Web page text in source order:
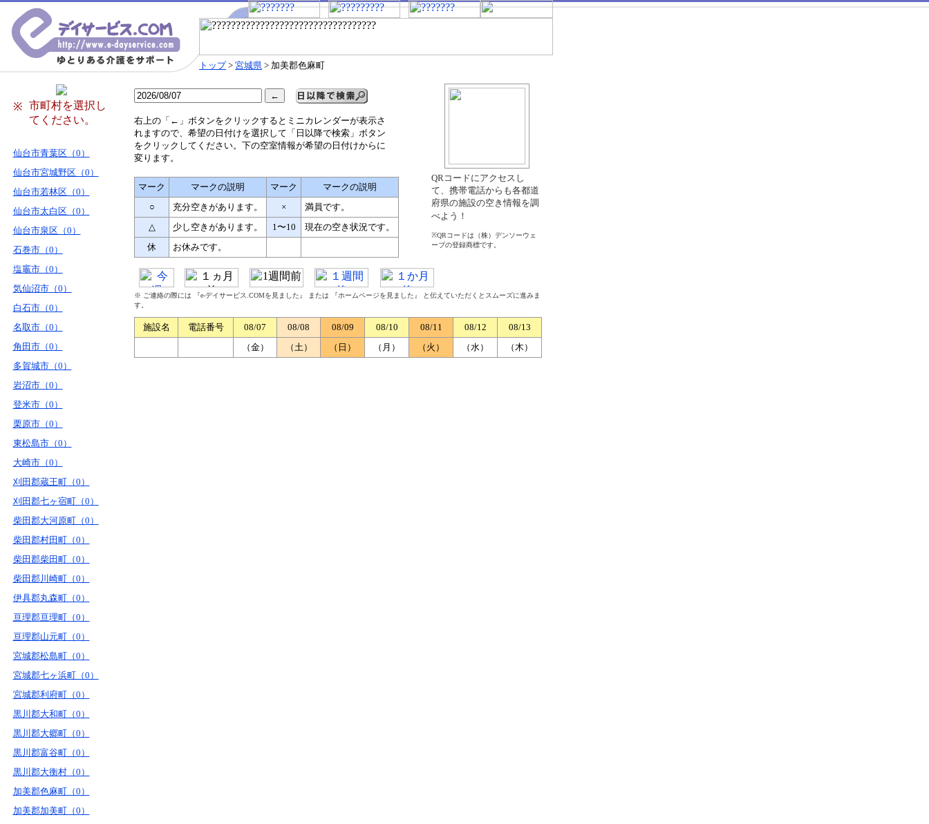
トップ> 宮城県 > 加美郡色麻町
※
市町村を選択し
てください。
仙台市青葉区（0）
仙台市宮城野区（0）
仙台市若林区（0）
仙台市太白区（0）
仙台市泉区（0）
石巻市（0）
塩竈市（0）
気仙沼市（0）
白石市（0）
名取市（0）
角田市（0）
多賀城市（0）
岩沼市（0）
登米市（0）
栗原市（0）
東松島市（0）
大崎市（0）
刈田郡蔵王町（0）
刈田郡七ヶ宿町（0）
柴田郡大河原町（0）
柴田郡村田町（0）
柴田郡柴田町（0）
柴田郡川崎町（0）
伊具郡丸森町（0）
亘理郡亘理町（0）
亘理郡山元町（0）
宮城郡松島町（0）
宮城郡七ヶ浜町（0）
宮城郡利府町（0）
黒川郡大和町（0）
黒川郡大郷町（0）
黒川郡富谷町（0）
黒川郡大衡村（0）
加美郡色麻町（0）
加美郡加美町（0）
右上の「←」ボタンをクリックするとミニカレンダーが表示さ
れますので、希望の日付けを選択して「日以降で検索」ボタン
をクリックしてください。下の空室情報が希望の日付けからに
変ります。
マーク マークの説明 マーク
マークの説明
○
充分空きがあります。 ×
満員です。
△
少し空きがあります。 1〜10
現在の空き状況です。
休
お休みです。
QRコードにアクセスし
て、携帯電話からも各都道
府県の施設の空き情報を調
べよう！
※QRコードは（株）デンソーウェ
ーブの登録商標です。
※ ご連絡の際には 『e-デイサービス.COMを見ました』 または 『ホームページを見ました』 と伝えていただくとスムーズに進みま
す。
施設名 電話番号 08/07 08/08 08/09 08/10 08/11 08/12
08/13
（金）
（土） （日） （月） （火） （水） （木）